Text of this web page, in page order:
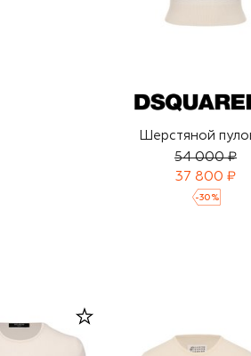
Шерстяной
54 000 ₽
37 800 ₽
-30 %